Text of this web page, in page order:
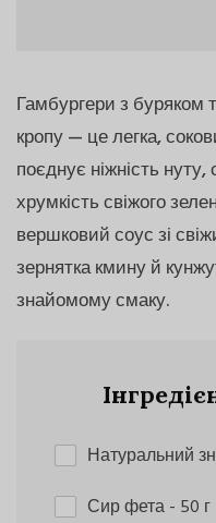
Гамбургери з буряком
кропу — це легка,
поєднує ніжність
хрумкість свіжого
вершковий соус зі
зернятка кмину й
знайомому смаку.
Натуральний
Сир фета- 50 г